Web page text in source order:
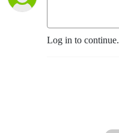
Log in to continue.